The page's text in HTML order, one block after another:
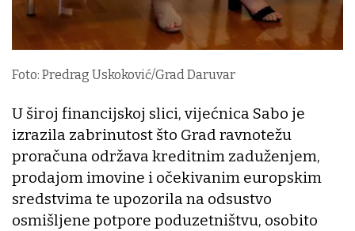
Foto: Predrag Uskoković/Grad Daruvar
U široj financijskoj slici, vijećnica Sabo je
izrazila zabrinutost što Grad ravnotežu
proračuna održava kreditnim zaduženjem,
prodajom imovine i očekivanim europskim
sredstvima te upozorila na odsustvo
osmišljene potpore poduzetništvu, osobito